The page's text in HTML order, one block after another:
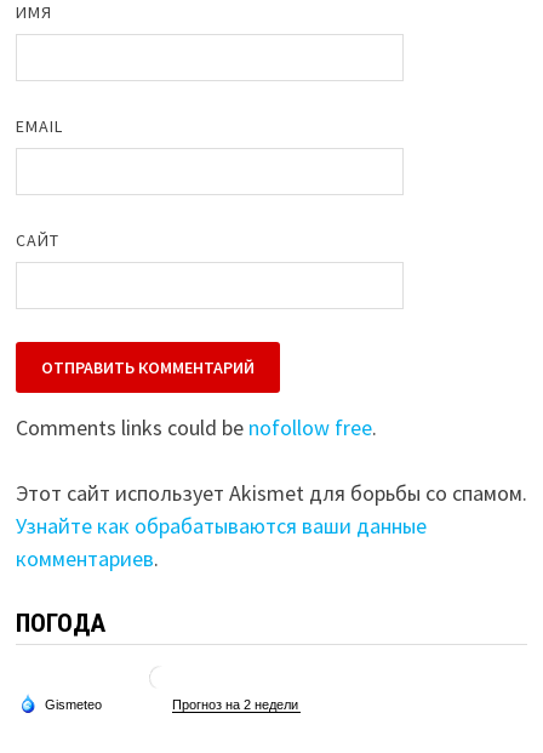
ИМЯ
EMAIL
САЙТ
Comments links could be nofollow free.
Этот сайт использует Akismet для борьбы со спамом.
Узнайте как обрабатываются ваши данные
комментариев.
ПОГОДА